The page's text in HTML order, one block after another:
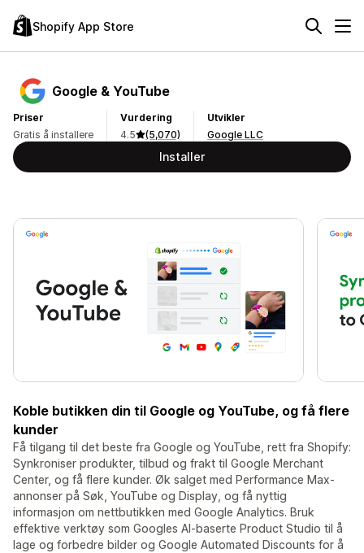
Shopify App Store
Google & YouTube
Priser
Gratis å installere
Vurdering
4.5
(5,070)
Utvikler
Google LLC
Installer
Koble butikken din til Google og YouTube, og få flere
kunder
Få tilgang til det beste fra Google og YouTube, rett fra Shopify:
Synkroniser produkter, tilbud og frakt til Google Merchant
Center, og få flere kunder. Øk salget med Performance Max-
annonser på Søk, YouTube og Display, og få nyttig
informasjon om nettbutikken med Google Analytics. Bruk
effektive verktøy som Googles AI-baserte Product Studio til å
lage og forbedre bilder og Google Automated Discounts for å